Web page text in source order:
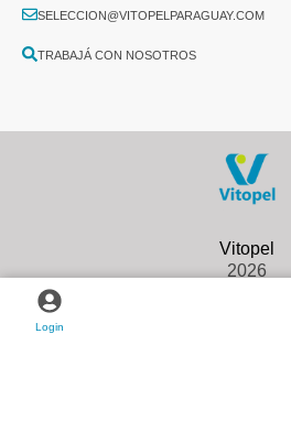
Login
SELECCION@VITOPELPARAGUAY.COM
TRABAJÁ CON NOSOTROS
2026